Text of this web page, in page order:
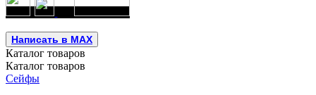
Написать в MAX
Каталог товаров
Каталог товаров
Сейфы